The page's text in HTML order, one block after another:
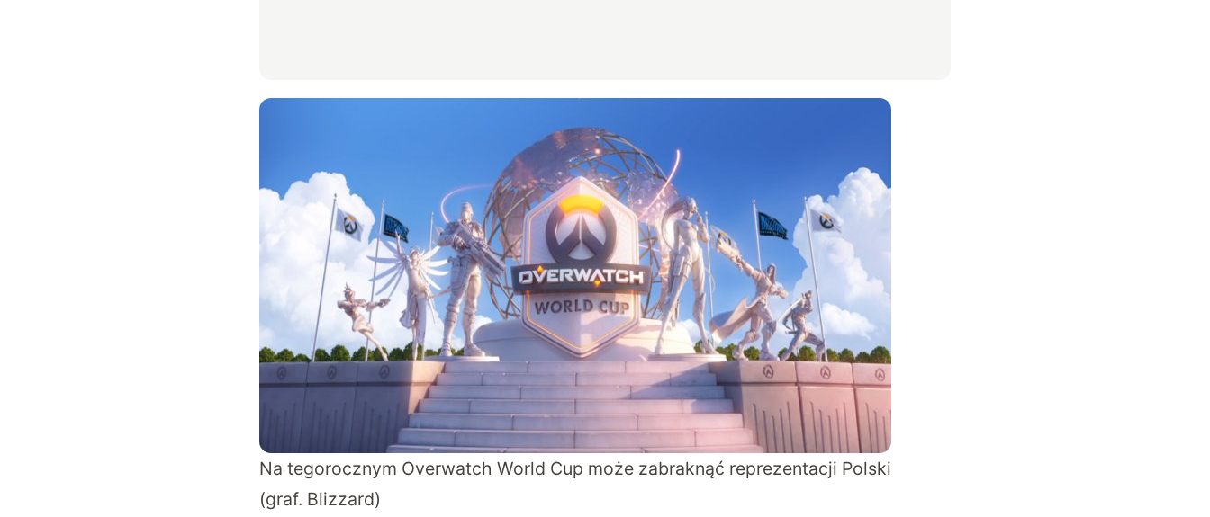
Na tegorocznym Overwatch World Cup może zabraknąć reprezentacji Polski
(graf. Blizzard)